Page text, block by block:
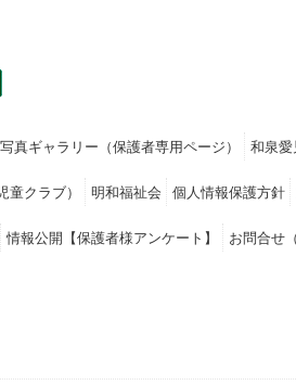
写真ギャラリー（保護者専用ページ） 和泉愛
童クラブ） 明和福祉会 個人情報保護方針
情報公開【保護者様アンケート】 お問合せ